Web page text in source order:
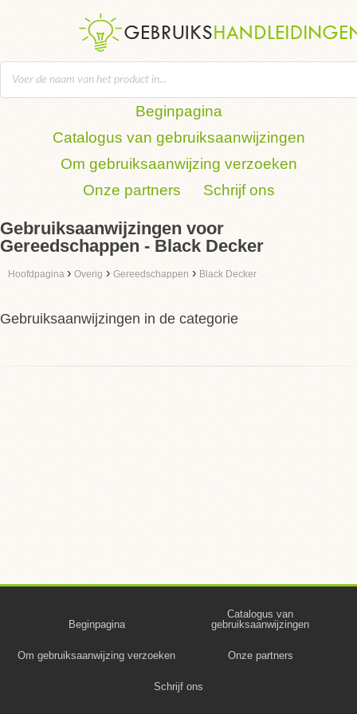
Beginpagina
Catalogus van gebruiksaanwijzingen
Om gebruiksaanwijzing verzoeken
Onze partners
Schrijf ons
Gebruiksaanwijzingen voor
Gereedschappen - Black Decker
Hoofdpagina › Overig › Gereedschappen › Black Decker
Gebruiksaanwijzingen in de categorie
Beginpagina
Catalogus van
gebruiksaanwijzingen
Om gebruiksaanwijzing verzoeken Onze partners
Schrijf ons